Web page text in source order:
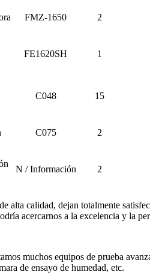
FMZ-1650 2
FE1620SH 1
C048 15
C075 2
N / Información 2
alta calidad, dejan totalmente
acercarnos a la excelencia y la
muchos equipos de prueba
de ensayo de humedad, etc.